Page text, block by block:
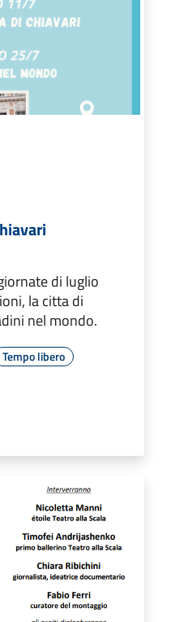
di luglio
la citta di
nel mondo.
Tempo libero